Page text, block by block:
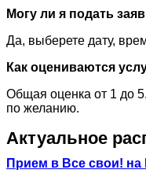
Могу ли я подать
Да, выберете дату,
Как оцениваются
Общая оценка от 1 до
по желанию.
Актуальное
Прием в Все свои! на